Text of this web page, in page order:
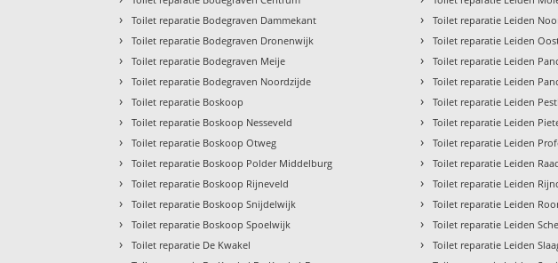
› Toilet reparatie Bodegraven Dammekant
› Toilet reparatie Bodegraven Dronenwijk
› Toilet reparatie Bodegraven Meije
› Toilet reparatie Bodegraven Noordzijde
› Toilet reparatie Boskoop
› Toilet reparatie Boskoop Nesseveld
› Toilet reparatie Boskoop Otweg
› Toilet reparatie Boskoop Polder Middelburg
› Toilet reparatie Boskoop Rijneveld
› Toilet reparatie Boskoop Snijdelwijk
› Toilet reparatie Boskoop Spoelwijk
› Toilet reparatie De Kwakel
› Toilet reparatie Leiden
› Toilet reparatie Leiden
› Toilet reparatie Leiden
› Toilet reparatie Leiden
› Toilet reparatie Leiden
› Toilet reparatie Leiden
› Toilet reparatie Leiden
› Toilet reparatie Leiden
› Toilet reparatie Leiden
› Toilet reparatie Leiden
› Toilet reparatie Leiden
› Toilet reparatie Leiden